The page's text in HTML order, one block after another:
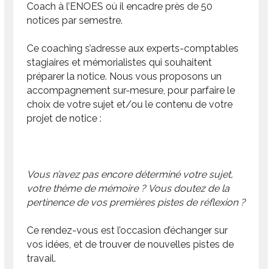
Coach à l’ENOES où il encadre près de 50
notices par semestre.
Ce coaching s’adresse aux experts-comptables
stagiaires et mémorialistes qui souhaitent
préparer la notice. Nous vous proposons un
accompagnement sur-mesure, pour parfaire le
choix de votre sujet et/ou le contenu de votre
projet de notice :
Vous n’avez pas encore déterminé votre sujet,
votre thème de mémoire ? Vous doutez de la
pertinence de vos premières pistes de réflexion ?
Ce rendez-vous est l’occasion d’échanger sur
vos idées, et de trouver de nouvelles pistes de
travail.